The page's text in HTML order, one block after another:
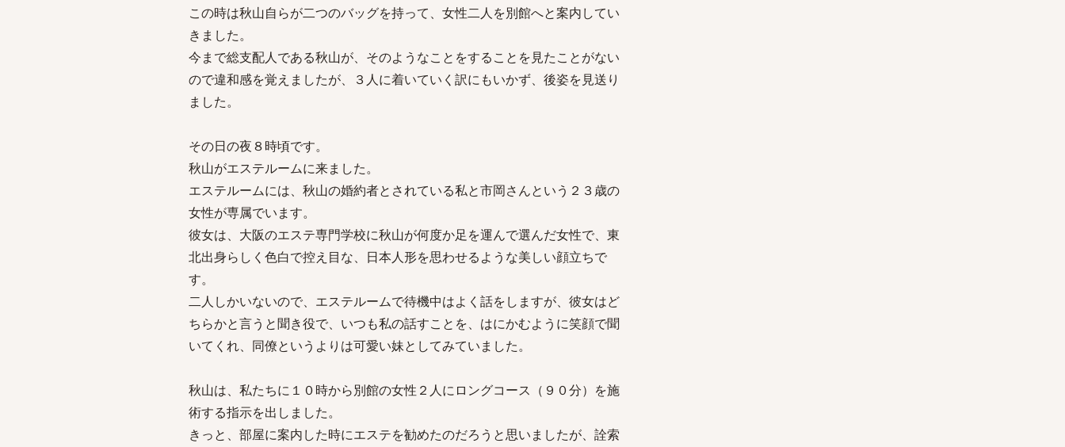
この時は秋山自らが二つのバッグを持って、女性二人を別館へと案内してい
きました。
今まで総支配人である秋山が、そのようなことをすることを見たことがない
ので違和感を覚えましたが、３人に着いていく訳にもいかず、後姿を見送り
ました。
その日の夜８時頃です。
秋山がエステルームに来ました。
エステルームには、秋山の婚約者とされている私と市岡さんという２３歳の
女性が専属でいます。
彼女は、大阪のエステ専門学校に秋山が何度か足を運んで選んだ女性で、東
北出身らしく色白で控え目な、日本人形を思わせるような美しい顔立ちで
す。
二人しかいないので、エステルームで待機中はよく話をしますが、彼女はど
ちらかと言うと聞き役で、いつも私の話すことを、はにかむように笑顔で聞
いてくれ、同僚というよりは可愛い妹としてみていました。
秋山は、私たちに１０時から別館の女性２人にロングコース（９０分）を施
術する指示を出しました。
きっと、部屋に案内した時にエステを勧めたのだろうと思いましたが、詮索